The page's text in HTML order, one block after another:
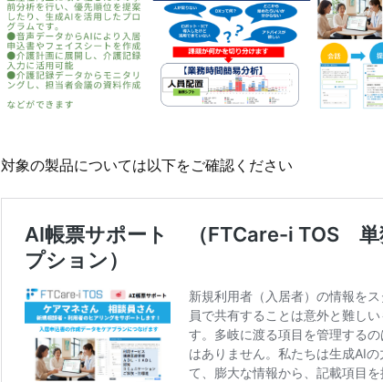
対象の製品については以下をご確認ください